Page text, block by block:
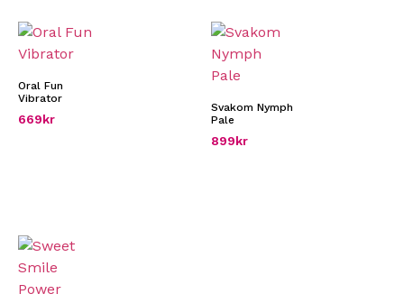
Oral Fun
Vibrator
669kr
Svakom Nymph
Pale
899kr